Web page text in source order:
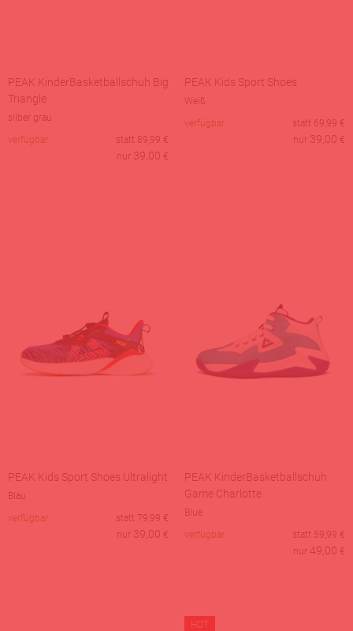
PEAK KinderBasketballschuh Big
Triangle
silber grau
verfügbar
statt 89,99 €
nur 39,00 €
PEAK Kids Sport Shoes
Weiß
verfügbar
statt 69,99 €
nur 39,00 €
PEAK Kids Sport Shoes Ultralight
Blau
verfügbar
statt 79,99 €
nur 39,00 €
PEAK KinderBasketballschuh
Game Charlotte
Blue
verfügbar
statt 59,99 €
nur 49,00 €
HOT